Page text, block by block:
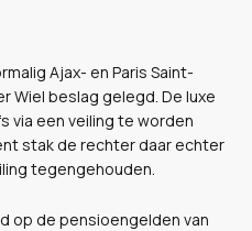
Ajax- en Paris Saint-
Wiel beslag gelegd. De luxe
via een veiling te worden
stak de rechter daar echter
tegengehouden.
op de pensioengelden van